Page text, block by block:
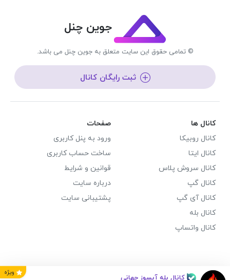
جوین چنل
© تمامی حقوق این سایت متعلق به جوین چنل می باشد.
ثبت رایگان کانال
کانال ها
کانال روبیکا
کانال ایتا
کانال سروش پلاس
کانال گپ
کانال آی گپ
کانال بله
کانال واتساپ
صفحات
ورود به پنل کاربری
ساخت حساب کاربری
قوانین و شرایط
درباره سایت
پشتیبانی سایت
ویژه
کانال بله آبسوز جهانی